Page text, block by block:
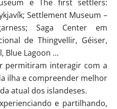
e The first settlers:
Settlement Museum –
Saga Center em
de Thingvellir, Géiser,
Blue Lagoon …
permitiram interagir com a
ilha e compreender melhor
atual dos islandeses.
e partilhando,